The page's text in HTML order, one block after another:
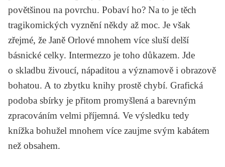
povětšinou na povrchu. Pobaví ho? Na to je těch
tragikomických vyznění někdy až moc. Je však
zřejmé, že Janě Orlové mnohem více sluší delší
básnické celky. Intermezzo je toho důkazem. Jde
o skladbu živoucí, nápaditou a významově i obrazově
bohatou. A to zbytku knihy prostě chybí. Grafická
podoba sbírky je přitom promyšlená a barevným
zpracováním velmi příjemná. Ve výsledku tedy
knížka bohužel mnohem více zaujme svým kabátem
než obsahem.